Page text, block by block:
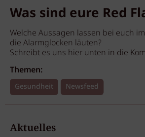
Was sind eure Red
Welche Aussagen lassen bei euch
die Alarmglocken läuten?
Schreibt es uns hier unten in die
Themen:
Gesundheit Newsfeed
Aktuelles